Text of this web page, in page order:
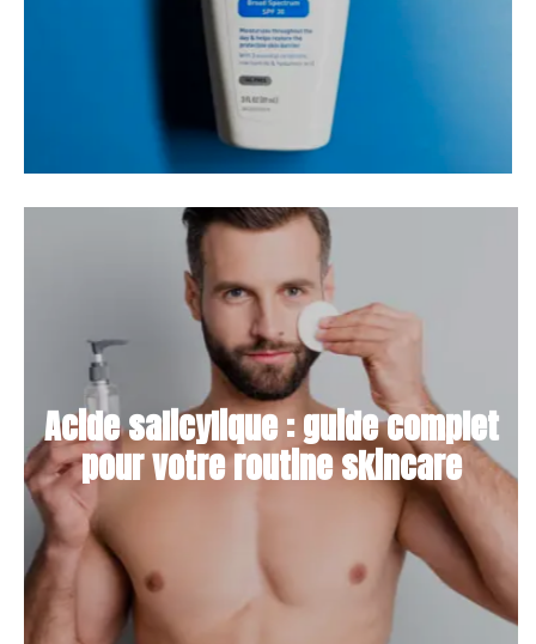
Acide salicylique : guide complet
pour votre routine skincare